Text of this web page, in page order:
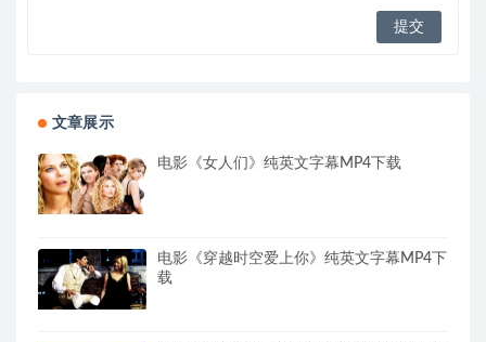
文章展示
电影《女人们》纯英文字幕MP4下载
电影《穿越时空爱上你》纯英文字幕MP4下
载